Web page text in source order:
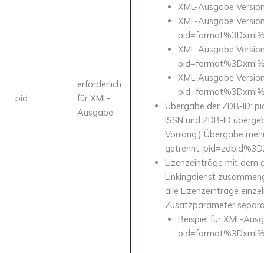
pid
erforderlich
für XML-
Ausgabe
XML-Ausgabe
XML-Ausgabe
XML-Ausgabe
XML-Ausgabe
Übergabe der ZDB-ID:
ISSN und ZDB-ID
Vorrang.) Übergabe
getrennt:
Lizenzeinträge mit dem
Linkingdienst
alle Lizenzeinträge
Zusatzparameter
Beispiel für XML-